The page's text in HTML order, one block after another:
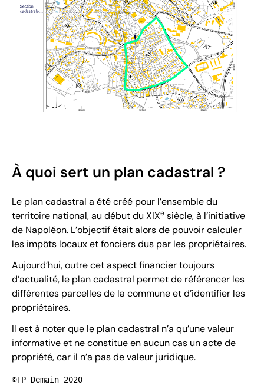
À quoi sert un plan cadastral ?
Le plan cadastral a été créé pour l’ensemble du
territoire national, au début du XIXe siècle, à l’initiative
de Napoléon. L’objectif était alors de pouvoir calculer
les impôts locaux et fonciers dus par les propriétaires.
Aujourd’hui, outre cet aspect financier toujours
d’actualité, le plan cadastral permet de référencer les
différentes parcelles de la commune et d’identifier les
propriétaires.
Il est à noter que le plan cadastral n’a qu’une valeur
informative et ne constitue en aucun cas un acte de
propriété, car il n’a pas de valeur juridique.
©TP Demain 2020